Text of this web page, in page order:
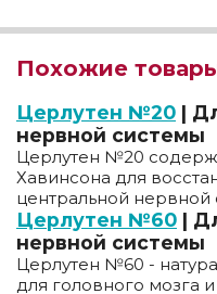
Похожие
Церлутен №20 |
нервной системы
Церлутен №20
Хавинсона для
центральной нервной
Церлутен №60 |
нервной системы
Церлутен №60 -
для головного мозга